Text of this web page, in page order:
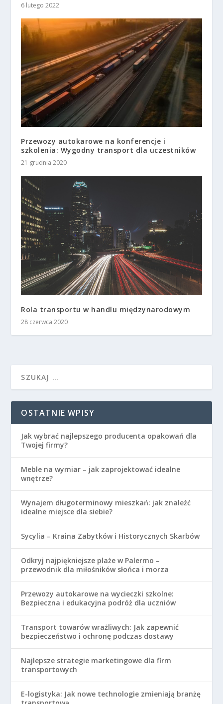
6 lutego 2022
Przewozy autokarowe na konferencje i
szkolenia: Wygodny transport dla uczestników
21 grudnia 2020
Rola transportu w handlu międzynarodowym
28 czerwca 2020
OSTATNIE WPISY
Jak wybrać najlepszego producenta opakowań dla
Twojej firmy?
Meble na wymiar – jak zaprojektować idealne
wnętrze?
Wynajem długoterminowy mieszkań: jak znaleźć
idealne miejsce dla siebie?
Sycylia – Kraina Zabytków i Historycznych Skarbów
Odkryj najpiękniejsze plaże w Palermo –
przewodnik dla miłośników słońca i morza
Przewozy autokarowe na wycieczki szkolne:
Bezpieczna i edukacyjna podróż dla uczniów
Transport towarów wrażliwych: Jak zapewnić
bezpieczeństwo i ochronę podczas dostawy
Najlepsze strategie marketingowe dla firm
transportowych
E-logistyka: Jak nowe technologie zmieniają branżę